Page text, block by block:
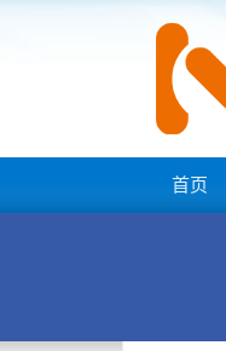
首页